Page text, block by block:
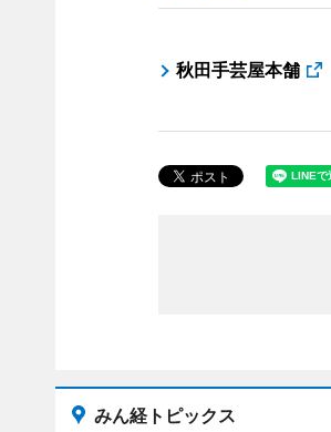
秋田手芸屋本舗
みん経トピックス